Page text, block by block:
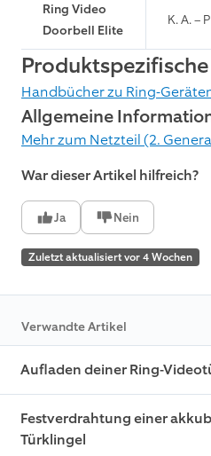
Ring Video
Doorbell Elite
K. A. –
Handbücher zu Ring-
Allgemeine
Mehr zum Netzteil (2.
War dieser Artikel hilfreich?
Ja Nein
Zuletzt aktualisiert vor 4 Wochen
Verwandte Artikel
Aufladen deiner Ring-
Festverdrahtung einer
Türklingel